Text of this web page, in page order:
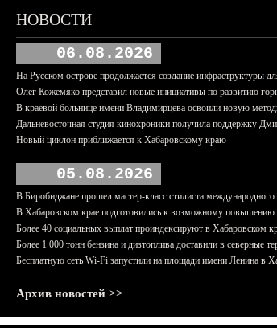
НОВОСТИ
06.08.2026
На Русском острове продолжается создание инфраструктуры
Олег Кожемяко представил новые инициативы по развитию
В краевой больнице имени Владимирцева освоили новую
Дальневосточная студия кинохроники получила поддержку
Новый циклон приближается к Хабаровскому краю
05.08.2026
В Биробиджане прошел мастер-класс стилиста
В Хабаровском крае подготовились к возможному
Более 40 социальных выплат проиндексируют в Хабаровском
Более 1 000 тонн бензина и дизтоплива доставили в северные
Бесплатную сеть Wi-Fi запустили на площади имени Ленина в
Архив новостей >>